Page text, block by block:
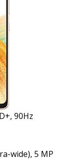
90Hz
wide), 5 MP